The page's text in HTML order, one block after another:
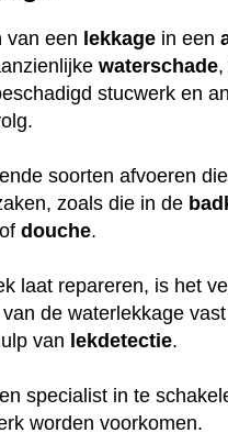
van een lekkage in een
waterschade,
stucwerk en
soorten afvoeren
zoals die in de
of douche.
laat repareren, is het
de waterlekkage
van lekdetectie.
specialist in te
worden voorkomen.